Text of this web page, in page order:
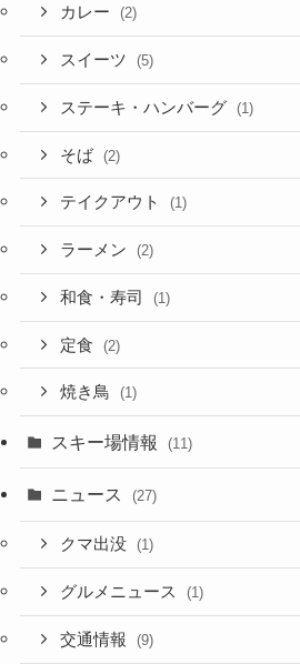
カレー (2)
スイーツ (5)
ステーキ・ハンバーグ (1)
そば (2)
テイクアウト (1)
ラーメン (2)
和食・寿司 (1)
定食 (2)
焼き鳥 (1)
スキー場情報 (11)
ニュース (27)
クマ出没 (1)
グルメニュース (1)
交通情報 (9)